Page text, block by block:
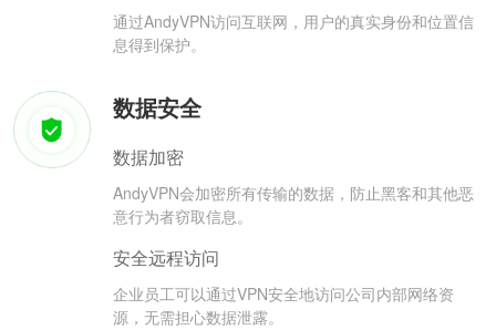
通过AndyVPN访问互联网，用户的真实身份和位置信
息得到保护。
数据安全
数据加密
AndyVPN会加密所有传输的数据，防止黑客和其他恶
意行为者窃取信息。
安全远程访问
企业员工可以通过VPN安全地访问公司内部网络资
源，无需担心数据泄露。